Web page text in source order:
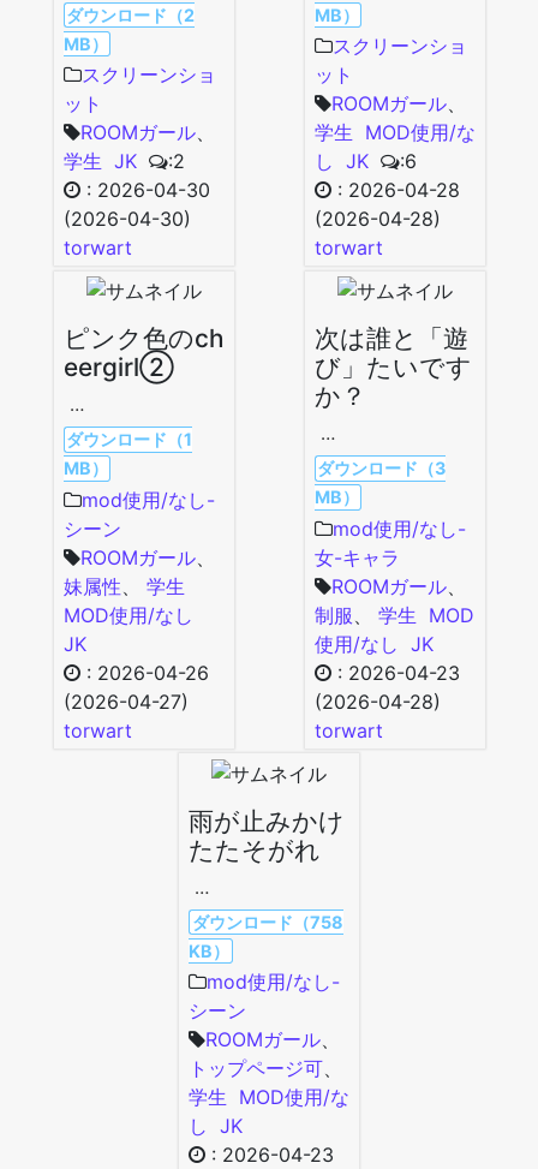
ダウンロード（2
MB）
スクリーンショ
ット
ROOMガール、
学生 JK
:2
: 2026-04-30
(2026-04-30)
torwart
MB）
スクリーンショ
ット
ROOMガール、
学生 MOD使用/な
し JK
:6
: 2026-04-28
(2026-04-28)
torwart
ピンク色のch
eergirl②
…
ダウンロード（1
MB）
mod使用/なし-
シーン
ROOMガール、
妹属性
学生
MOD使用/なし
JK
: 2026-04-26
(2026-04-27)
torwart
次は誰と「遊
び」たいです
か？
…
ダウンロード（3
MB）
mod使用/なし-
女-キャラ
ROOMガール、
制服
学生 MOD
使用/なし JK
: 2026-04-23
(2026-04-28)
torwart
雨が止みかけ
たたそがれ
…
ダウンロード（758
KB）
mod使用/なし-
シーン
ROOMガール、
トップページ可、
学生 MOD使用/な
し JK
: 2026-04-23